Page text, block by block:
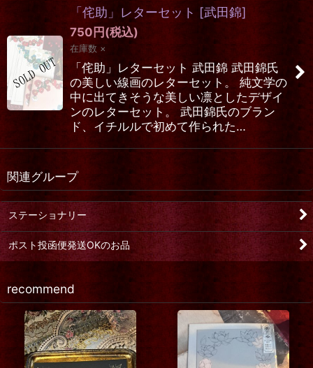
「侘助」レターセット [武田錦]
750 円 (税込)
在庫数 ×
「侘助」レターセット 武田錦 武田錦氏
の美しい線画のレターセット。 純文学の
中に出てきそうな美しい凛としたデザイ
ンのレターセット。 武田錦氏のブラン
ド、イチルルで初めて作られた…
関連グループ
ステーショナリー
ポスト投函便発送OKのお品
recommend